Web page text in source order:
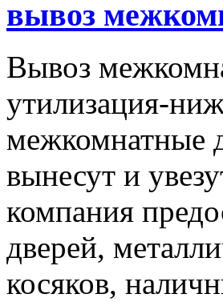
вывоз
Вывоз
утилизация-
межкомнатные
вынесут и
компания
дверей,
косяков,